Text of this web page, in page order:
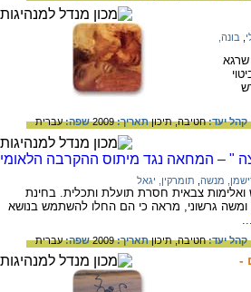
בונה,
שרגא
קהל יעד:חטיבה,תיכוןתאריך:2009 שפה:עברית
מנשה תומרקין, יגאל
ואלימות צבאית חסרת תועלת ותכלית. בחינת
ומשה גרשוני, מראה כי הם החלו להשתמש בנושא
קהל יעד:חטיבה,תיכוןתאריך:2009 שפה:עברית
-